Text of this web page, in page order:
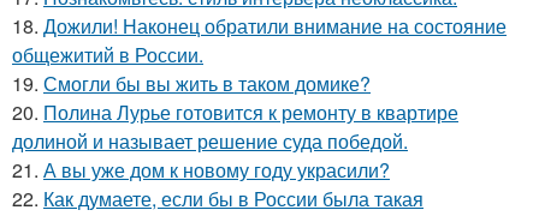
18. Дожили! Наконец обратили внимание на состояние
общежитий в России.
19. Смогли бы вы жить в таком домике?
20. Полина Лурье готовится к ремонту в квартире
долиной и называет решение суда победой.
21. А вы уже дом к новому году украсили?
22. Как думаете, если бы в России была такая